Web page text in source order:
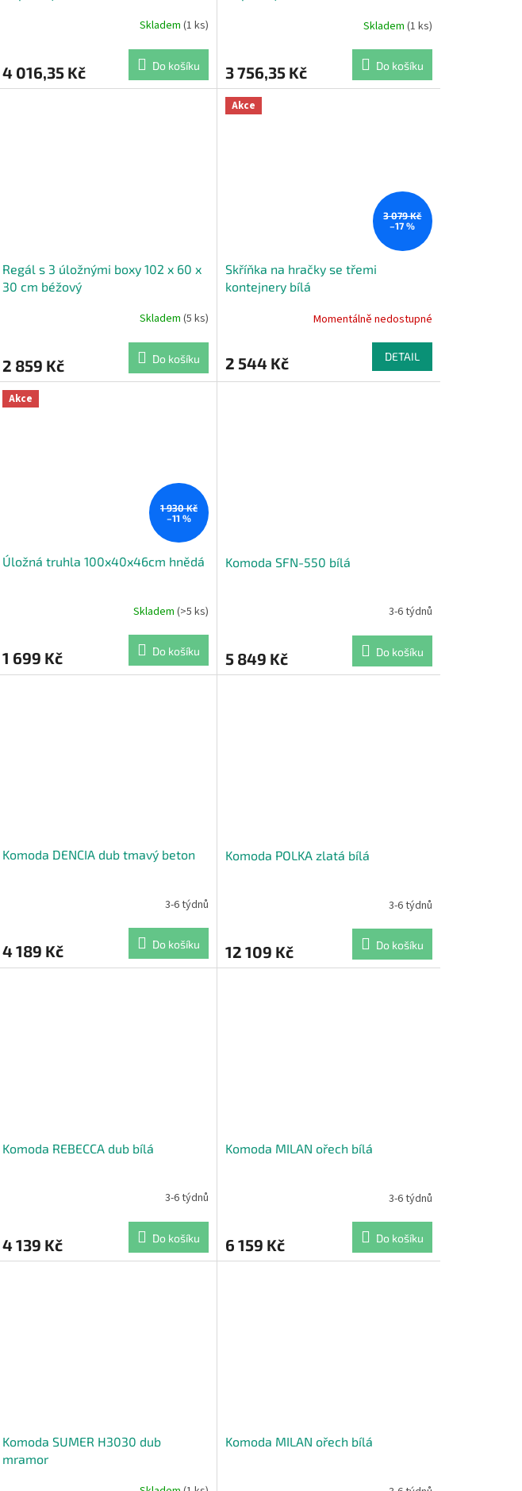
Skladem (1 ks)
4 016,35 Kč Do košíku
Skladem (1 ks)
3 756,35 Kč Do košíku
Regál s 3 úložnými boxy 102 x 60 x
30 cm béžový
Skladem (5 ks)
2 859 Kč Do košíku
Akce
3 079 Kč
–17 %
Skříňka na hračky se třemi
kontejnery bílá
Momentálně nedostupné
2 544 Kč DETAIL
Akce
1 930 Kč
–11 %
Úložná truhla 100x40x46cm hnědá
je
5,0
Skladem (>5 ks)
1 699 Kč Do košíku
Komoda SFN-550 bílá
3-6 týdnů
5 849 Kč Do košíku
Komoda DENCIA dub tmavý beton
3-6 týdnů
4 189 Kč Do košíku
Komoda POLKA zlatá bílá
3-6 týdnů
12 109 Kč Do košíku
Komoda REBECCA dub bílá
3-6 týdnů
4 139 Kč Do košíku
Komoda MILAN ořech bílá
3-6 týdnů
6 159 Kč Do košíku
Komoda SUMER H3030 dub
mramor
Komoda MILAN ořech bílá